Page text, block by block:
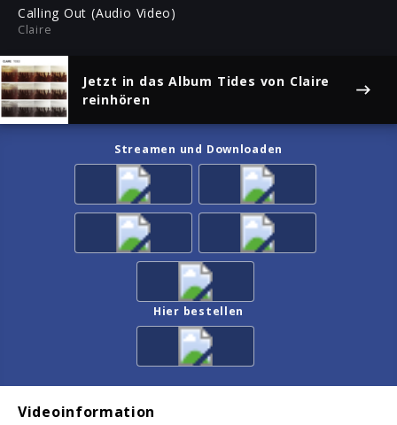
Calling Out (Audio Video)
Claire
Jetzt in das Album Tides von Claire
reinhören
Streamen und Downloaden
Hier bestellen
Videoinformation